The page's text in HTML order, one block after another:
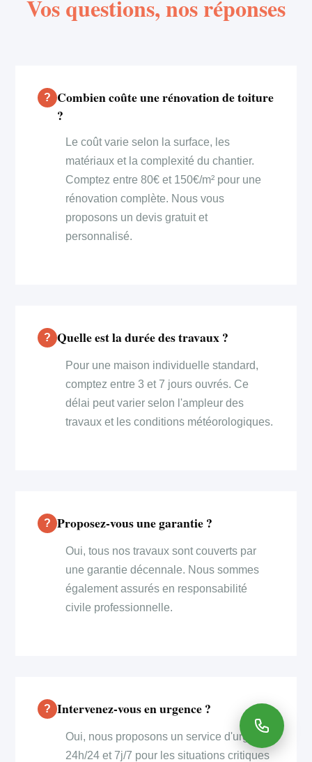
Vos questions, nos réponses
Combien coûte une rénovation de toiture
?
Le coût varie selon la surface, les
matériaux et la complexité du chantier.
Comptez entre 80€ et 150€/m² pour une
rénovation complète. Nous vous
proposons un devis gratuit et
personnalisé.
Quelle est la durée des travaux ?
Pour une maison individuelle standard,
comptez entre 3 et 7 jours ouvrés. Ce
délai peut varier selon l'ampleur des
travaux et les conditions météorologiques.
Proposez-vous une garantie ?
Oui, tous nos travaux sont couverts par
une garantie décennale. Nous sommes
également assurés en responsabilité
civile professionnelle.
Intervenez-vous en urgence ?
Oui, nous proposons un service d'urgence
24h/24 et 7j/7 pour les situations critiques